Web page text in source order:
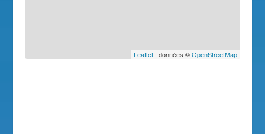
Leaflet| données ©OpenStreetMap